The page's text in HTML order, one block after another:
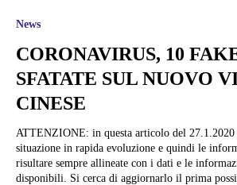
News
CORONAVIRUS, 10
SFATATE SUL NUOVO
CINESE
ATTENZIONE: in questa articolo del 27.1.2020
situazione in rapida evoluzione e quindi le
risultare sempre allineate con i dati e le
disponibili. Si cerca di aggiornarlo il prima possibile.